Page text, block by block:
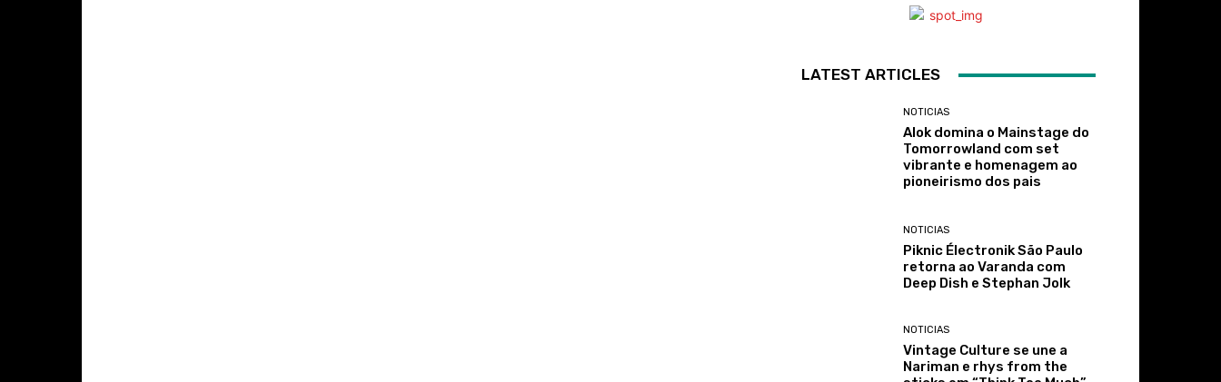
LATEST ARTICLES
NOTICIAS
Alok domina o Mainstage do
Tomorrowland com set
vibrante e homenagem ao
pioneirismo dos pais
NOTICIAS
Piknic Électronik São Paulo
retorna ao Varanda com
Deep Dish e Stephan Jolk
NOTICIAS
Vintage Culture se une a
Nariman e rhys from the